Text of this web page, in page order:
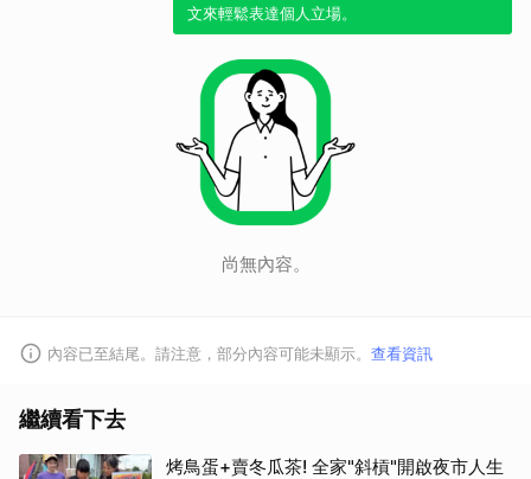
文來輕鬆表達個人立場。
尚無內容。
內容已至結尾。請注意，部分內容可能未顯示。 查看資訊
繼續看下去
烤鳥蛋+賣冬瓜茶! 全家"斜槓"開啟夜市人生